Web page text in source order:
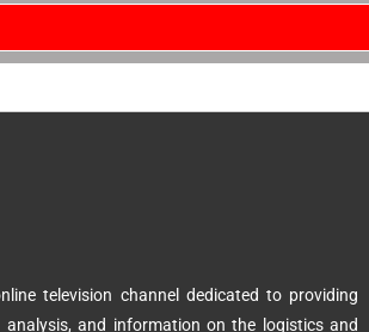
television channel dedicated to providing
analysis, and information on the logistics and